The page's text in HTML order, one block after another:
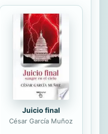
procesos internos y
quería decirle ese
Desde entonces,
sufrido un enorme
pero ¿no es la
para nosotros que
Juicio final
César García Muñoz